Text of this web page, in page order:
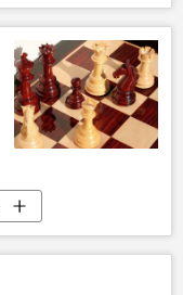
Госсекретарь США пообещала поддержку территориальной целостности Грузии